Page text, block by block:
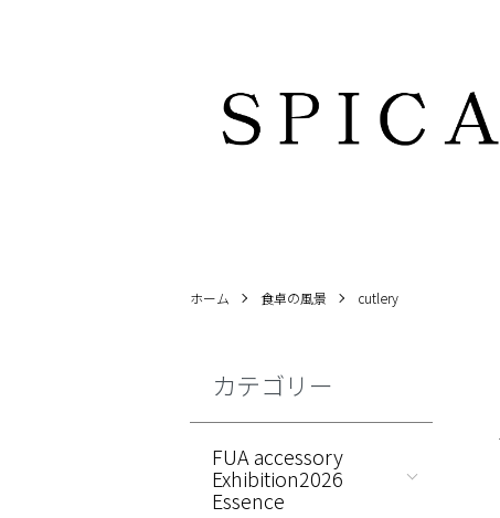
ホーム 食卓の風景 cutlery
カテゴリー
FUA accessory
Exhibition2026
Essence